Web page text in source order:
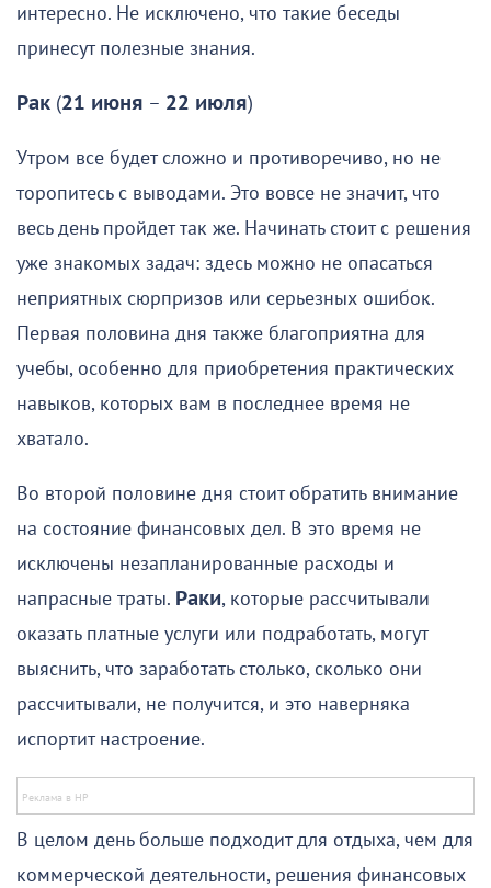
интересно. Не исключено, что такие беседы
принесут полезные знания.
Рак (21 июня – 22 июля)
Утром все будет сложно и противоречиво, но не
торопитесь с выводами. Это вовсе не значит, что
весь день пройдет так же. Начинать стоит с решения
уже знакомых задач: здесь можно не опасаться
неприятных сюрпризов или серьезных ошибок.
Первая половина дня также благоприятна для
учебы, особенно для приобретения практических
навыков, которых вам в последнее время не
хватало.
Во второй половине дня стоит обратить внимание
на состояние финансовых дел. В это время не
исключены незапланированные расходы и
напрасные траты. Раки, которые рассчитывали
оказать платные услуги или подработать, могут
выяснить, что заработать столько, сколько они
рассчитывали, не получится, и это наверняка
испортит настроение.
В целом день больше подходит для отдыха, чем для
коммерческой деятельности, решения финансовых